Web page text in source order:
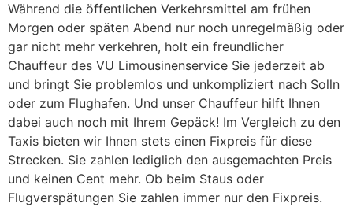
Während die öffentlichen Verkehrsmittel am frühen
Morgen oder späten Abend nur noch unregelmäßig oder
gar nicht mehr verkehren, holt ein freundlicher
Chauffeur des VU Limousinenservice Sie jederzeit ab
und bringt Sie problemlos und unkompliziert nach Solln
oder zum Flughafen. Und unser Chauffeur hilft Ihnen
dabei auch noch mit Ihrem Gepäck! Im Vergleich zu den
Taxis bieten wir Ihnen stets einen Fixpreis für diese
Strecken. Sie zahlen lediglich den ausgemachten Preis
und keinen Cent mehr. Ob beim Staus oder
Flugverspätungen Sie zahlen immer nur den Fixpreis.